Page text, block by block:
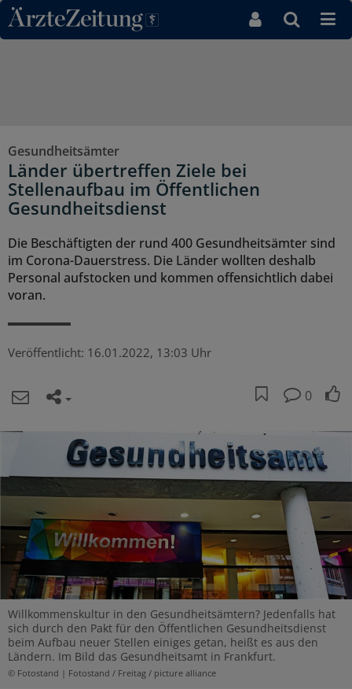
Direkt zum Inhaltsbereich
Gesundheitsämter
Länder übertreffen Ziele bei
Stellenaufbau im Öffentlichen
Gesundheitsdienst
Die Beschäftigten der rund 400 Gesundheitsämter sind
im Corona-Dauerstress. Die Länder wollten deshalb
Personal aufstocken und kommen offensichtlich dabei
voran.
Veröffentlicht: 16.01.2022, 13:03 Uhr
0
Willkommenskultur in den Gesundheitsämtern? Jedenfalls hat
sich durch den Pakt für den Öffentlichen Gesundheitsdienst
beim Aufbau neuer Stellen einiges getan, heißt es aus den
Ländern. Im Bild das Gesundheitsamt in Frankfurt.
© Fotostand | Fotostand / Freitag / picture alliance